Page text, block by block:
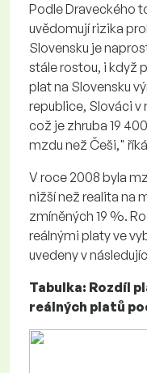
Podle Draveckého
uvědomují rizika
Slovensku je
stále rostou, i když
plat na Slovensku
republice, Slováci v
což je zhruba 19
mzdu než Češi,"
V roce 2008 byla
nižší než realita na
zmíněných 19 %.
reálnými platy ve
uvedeny v
Tabulka: Rozdíl
reálných platů